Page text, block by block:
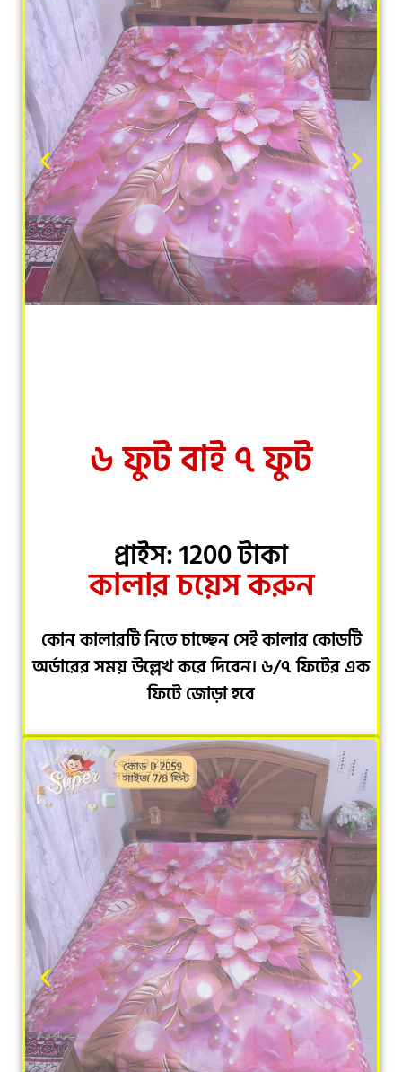
৬ ফুট বাই ৭ ফুট
প্রাইস: 1200 টাকা
কালার চয়েস করুন
কোন কালারটি নিতে চাচ্ছেন সেই কালার কোডটি
অর্ডারের সময় উল্লেখ করে দিবেন। ৬/৭ ফিটের এক
ফিটে জোড়া হবে